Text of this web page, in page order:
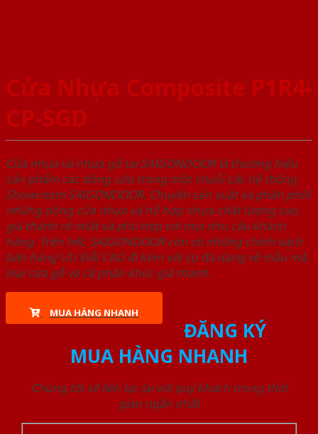
Cửa Nhựa Composite P1R4-
CP-SGD
Cửa nhựa và nhựa gỗ tại SAIGONDOOR là thương hiệu
sản phẩm các dòng cửa trong một chuỗi các hệ thống
Showroom SAIGONDOOR. Chuyên sản xuất và phân phối
những dòng cửa nhựa và hỗ hợp nhựa chất lượng cao,
giá thành rẻ nhất và phù hợp với mọi nhu cầu khách
hàng. Trên hết, SAIGONDOOR còn có những chính sách
bán hàng ƯU ĐÃI CAO đi kèm với sự đa dạng về mẫu mã,
loại cửa gỗ và cả phân khúc giá thành.
MUA HÀNG NHANH
ĐĂNG KÝ
MUA HÀNG NHANH
Chúng tôi sẽ liên lạc lại với quý khách trong thời
gian ngắn nhất